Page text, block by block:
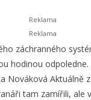
záchranného
hodinou odpoledne.
Nováková Aktuálně
tam zamířili, ale